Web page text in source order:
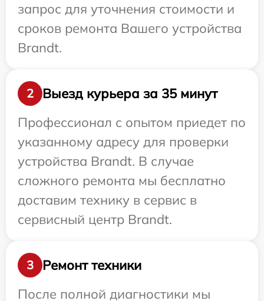
запрос для уточнения стоимости и
сроков ремонта Вашего устройства
Brandt.
2
Выезд курьера за 35 минут
Профессионал с опытом приедет по
указанному адресу для проверки
устройства Brandt. В случае
сложного ремонта мы бесплатно
доставим технику в сервис в
сервисный центр Brandt.
3
Ремонт техники
После полной диагностики мы